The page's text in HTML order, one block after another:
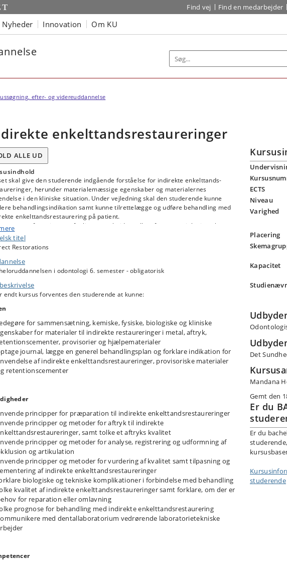
Find vej Find en medarbejder
Nyheder Innovation Om KU
efter- og videreuddannelse
enkelttandsrestaureringer
ALLE UD
skal give den studerende indgående forståelse for indirekte enkelttands-
herunder materialemæssige egenskaber og materialernes
i den kliniske situation. Under vejledning skal den studerende kunne
behandlingsindikation samt kunne tilrettelægge og udføre behandling med
enkelttandsrestaurering på patient.
gennemføres i et tværfagligt samarbejde mellem fagene cariologi, oral
og dentalmaterialer.
indhold i kurset omfatter materialelære vedrørende anvendelse
diagnostik, vurdering af behandlingsbehov, behandlingsplanlægning og
af behandling.
titel
Restorations
i odontologi 6. semester - obligatorisk
endt kursus forventes den studerende at kunne:
for sammensætning, kemiske, fysiske, biologiske og kliniske
for materialer til indirekte restaureringer i metal, aftryk,
provisorier og hjælpematerialer
journal, lægge en generel behandlingsplan og forklare indikation for
af indirekte enkelttandsrestaureringer, provisoriske materialer
retentionscementer
principper for præparation til indirekte enkelttandsrestaureringer
principper og metoder for aftryk til indirekte
samt tolke et aftryks kvalitet
principper og metoder for analyse, registrering og udformning af
og artikulation
principper og metoder for vurdering af kvalitet samt tilpasning og
af indirekte enkelttandsrestaureringer
biologiske og tekniske komplikationer i forbindelse med behandling
kvalitet af indirekte enkelttandsrestaureringer samt forklare, om der er
for reparation eller omlavning
prognose for behandling med indirekte enkelttandsrestaurering
med dentallaboratorium vedrørende laboratorietekniske
ECTS
Niveau
Varighed
Placering
Kapacitet
Det
Mandana
Gemt den
Er du
Er du
studerende